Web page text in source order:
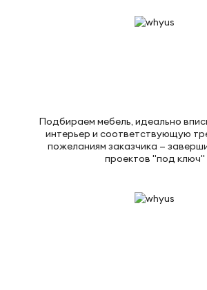
Подбираем мебель, идеально
интерьер и соответствующую
пожеланиям заказчика —
проектов "под ключ"